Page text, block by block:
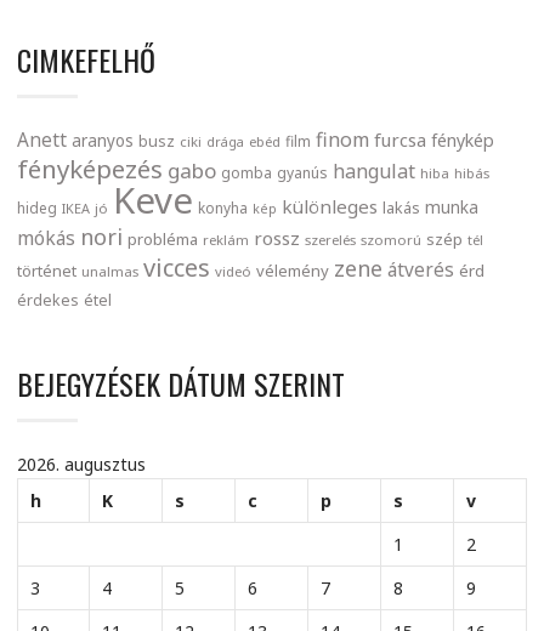
CIMKEFELHŐ
Anett aranyos busz ciki drága ebéd film finom furcsa fénykép
fényképezés gabo gomba gyanús hangulat hiba hibás
hideg IKEA jó Keve konyha kép különleges lakás munka
mókás nori probléma reklám rossz szerelés szomorú szép tél
történet unalmas vicces videó vélemény zene átverés érd
érdekes étel
BEJEGYZÉSEK DÁTUM SZERINT
2026. augusztus
h
K s c p s
v
1
2
3
4 5 6 7 8
9